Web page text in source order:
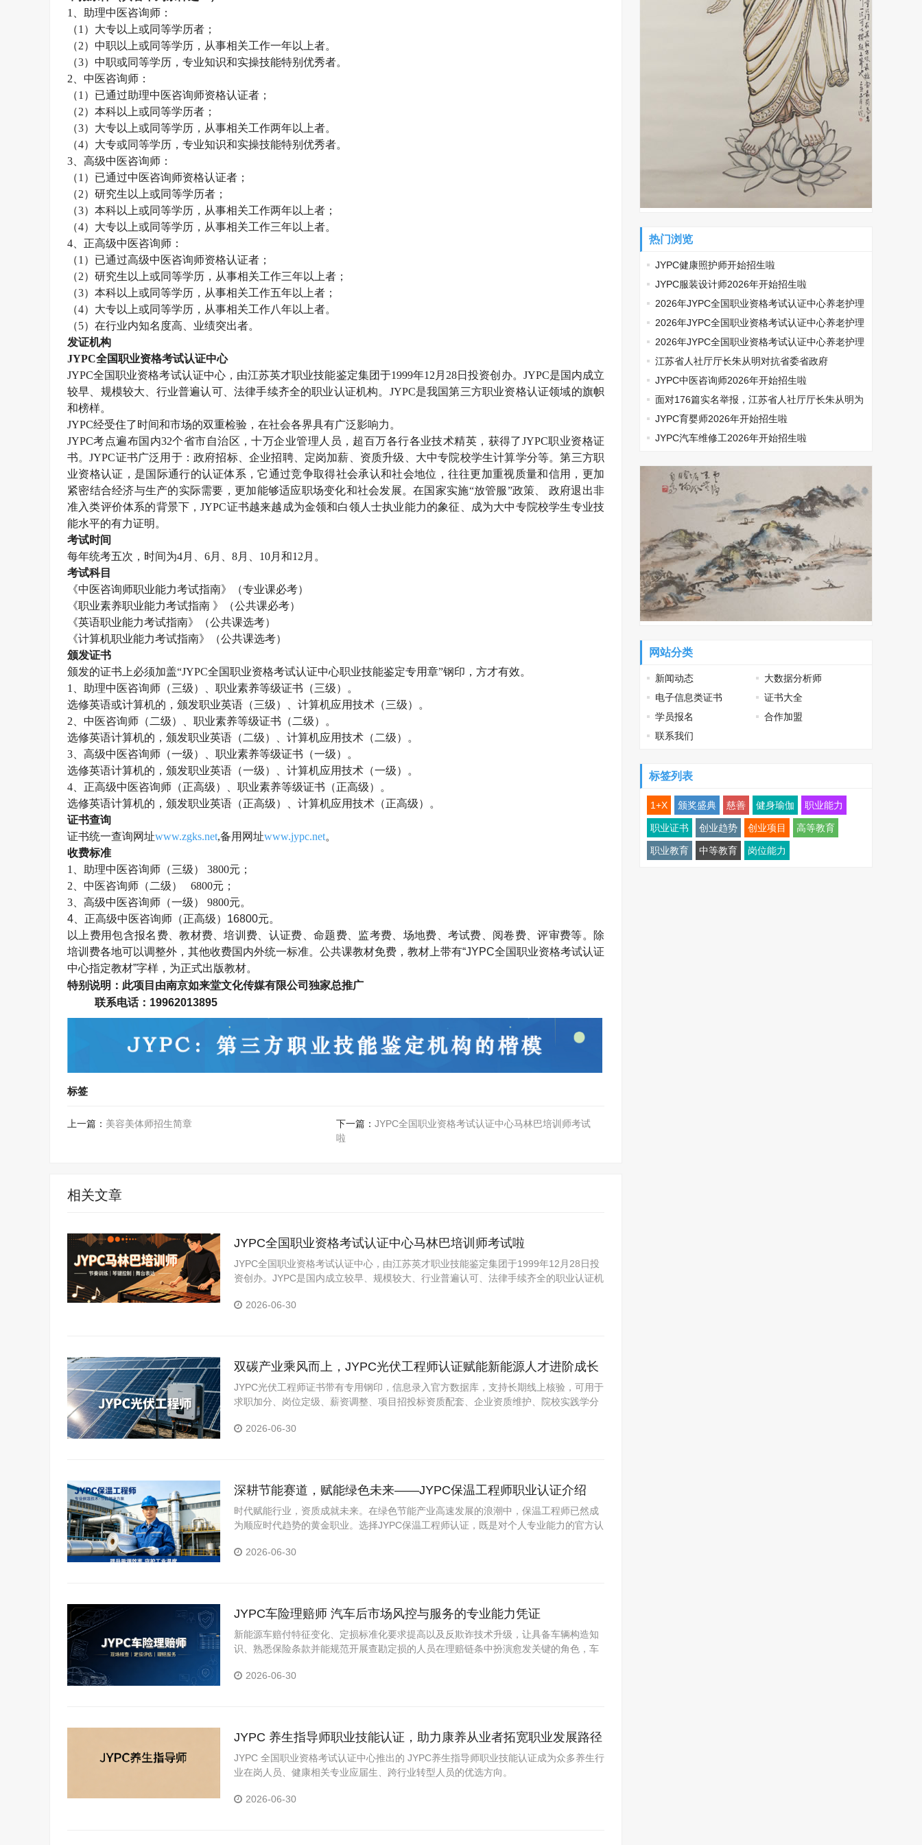
1、助理中医咨询师 ：
（1）大专以上或同等学历者；
（2）中职以上或同等学历，从事相关工作一年以上者。
（3）中职或同等学历，专业知识和实操技能特别优秀者。
2、 中医咨询师 ：
（1）已通过助理中医咨询师资格认证者；
（2）本科以上或同等学历者；
（3）大专以上或同等学历，从事相关工作两年以上者。
（4）大专或同等学历，专业知识和实操技能特别优秀者。
3、高级中医咨询师 ：
（1）已通过中医咨询师资格认证者；
（2）研究生以上或同等学历者；
（3）本科以上或同等学历，从事相关工作两年以上者；
（4）大专以上或同等学历，从事相关工作三年以上者。
4、正高级中医咨询师 ：
（1）已通过高级中医咨询师资格认证者；
（2）研究生以上或同等学历，从事相关工作三年以上者；
（3）本科以上或同等学历，从事相关工作五年以上者；
（4）大专以上或同等学历，从事相关工作八年以上者。
（5）在行业内知名度高、业绩突出者。
发证机构
JYPC全国职业资格考试认证中心
JYPC全国职业资格考试认证中心，由江苏英才职业技能鉴定集团于1999年12月28日投资创办。JYPC是国内成立
较早、规模较大、行业普遍认可、法律手续齐全的职业认证机构。JYPC是我国第三方职业资格认证领域的旗帜
和榜样。
JYPC经受住了时间和市场的双重检验，在社会各界具有广泛影响力。
JYPC考点遍布国内32个省市自治区，十万企业管理人员，超百万各行各业技术精英，获得了JYPC职业资格证
书。JYPC证书广泛用于：政府招标、企业招聘、定岗加薪、资质升级、大中专院校学生计算学分等。第三方职
业资格认证，是国际通行的认证体系，它通过竞争取得社会承认和社会地位，往往更加重视质量和信用，更加
紧密结合经济与生产的实际需要，更加能够适应职场变化和社会发展。在国家实施“放管服”政策、 政府退出非
准入类评价体系的背景下，JYPC证书越来越成为金领和白领人士执业能力的象征、成为大中专院校学生专业技
能水平的有力证明。
考试时间
每年统考五次，时间为4月、6月、8月、10月和12月。
考试科目
《中医咨询师职业能力考试指南》（专业课必考）
《职业素养职业能力考试指南 》（公共课必考）
《英语职业能力考试指南》（公共课选考）
《计算机职业能力考试指南》（公共课选考）
颁发证书
颁发的证书上必须加盖“JYPC全国职业资格考试认证中心职业技能鉴定专用章”钢印，方才有效。
1、助理中医咨询师（三级）、职业素养等级证书（三级）。
选修英语或计算机的，颁发职业英语（三级）、计算机应用技术（三级）。
2、中医咨询师（二级）、职业素养等级证书（二级）。
选修英语计算机的，颁发职业英语（二级）、计算机应用技术（二级）。
3、高级中医咨询师（一级）、职业素养等级证书（一级）。
选修英语计算机的，颁发职业英语（一级）、计算机应用技术（一级）。
4、正高级中医咨询师（正高级）、职业素养等级证书（正高级）。
选修英语计算机的，颁发职业英语（正高级）、计算机应用技术（正高级）。
证书查询
证书统一查询网址www.zgks.net,备用网址www.jypc.net。
收费标准
1、助理中医咨询师 （三级）
3800元；
2、 中医咨询师 （二级）
6800元；
3、高级中医咨询师 （一级）
9800元。
4、正高级中医咨询师 （正高级）16800元。
以上费用包含报名费、教材费、培训费、认证费、命题费、监考费、场地费、考试费、阅卷费、评审费等。除
培训费各地可以调整外，其他收费国内外统一标准。公共课教材免费，教材上带有“JYPC全国职业资格考试认证
中心指定教材”字样，为正式出版教材。
特别说明：此项目由南京如来堂文化传媒有限公司独家总推广
联系电话： 19962013895
标签
上一篇： 美容美体师招生简章 下一篇： JYPC全国职业资格考试认证中心马林巴培训师考试
啦
相关文章
JYPC全国职业资格考试认证中心马林巴培训师考试啦
JYPC全国职业资格考试认证中心，由江苏英才职业技能鉴定集团于1999年12月28日投
资创办。JYPC是国内成立较早、规模较大、行业普遍认可、法律手续齐全的职业认证机
2026-06-30
双碳产业乘风而上，JYPC光伏工程师认证赋能新能源人才进阶成长
JYPC光伏工程师证书带有专用钢印，信息录入官方数据库，支持长期线上核验，可用于
求职加分、岗位定级、薪资调整、项目招投标资质配套、企业资质维护、院校实践学分
2026-06-30
深耕节能赛道，赋能绿色未来——JYPC保温工程师职业认证介绍
时代赋能行业，资质成就未来。在绿色节能产业高速发展的浪潮中，保温工程师已然成
为顺应时代趋势的黄金职业。选择JYPC保温工程师认证，既是对个人专业能力的官方认
2026-06-30
JYPC车险理赔师 汽车后市场风控与服务的专业能力凭证
新能源车赔付特征变化、定损标准化要求提高以及反欺诈技术升级，让具备车辆构造知
识、熟悉保险条款并能规范开展查勘定损的人员在理赔链条中扮演愈发关键的角色，车
2026-06-30
JYPC 养生指导师职业技能认证，助力康养从业者拓宽职业发展路径
JYPC 全国职业资格考试认证中心推出的 JYPC养生指导师职业技能认证成为众多养生行
业在岗人员、健康相关专业应届生、跨行业转型人员的优选方向。
2026-06-30
热门浏览
JYPC健康照护师开始招生啦
JYPC服装设计师2026年开始招生啦
2026年JYPC全国职业资格考试认证中心养老护理
师开始报名啦
2026年JYPC全国职业资格考试认证中心养老护理
师开始报名啦
2026年JYPC全国职业资格考试认证中心养老护理
师开始报名啦
江苏省人社厅厅长朱从明对抗省委省政府
JYPC中医咨询师2026年开始招生啦
面对176篇实名举报，江苏省人社厅厅长朱从明为
何选择沉默
JYPC育婴师2026年开始招生啦
JYPC汽车维修工2026年开始招生啦
网站分类
新闻动态
大数据分析师
电子信息类证书
证书大全
学员报名
合作加盟
联系我们
标签列表
1+X 颁奖盛典 慈善 健身瑜伽 职业能力
职业证书 创业趋势 创业项目 高等教育
职业教育 中等教育 岗位能力